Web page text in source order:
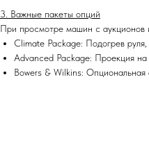
3. Важные пакеты опций
При просмотре машин с аукционов
Climate Package: Подогрев
Advanced Package: Проекция
Bowers & Wilkins: Опциональная